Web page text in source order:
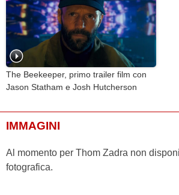
The Beekeeper, primo trailer film con
Jason Statham e Josh Hutcherson
IMMAGINI
Al momento per Thom Zadra non
fotografica.